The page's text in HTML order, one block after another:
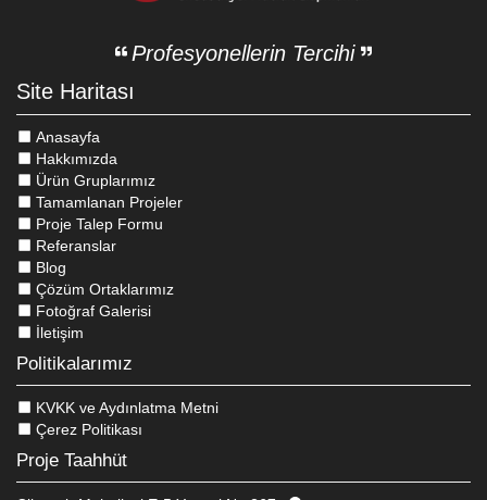
Profesyonellerin Tercihi
Site Haritası
Anasayfa
Hakkımızda
Ürün Gruplarımız
Tamamlanan Projeler
Proje Talep Formu
Referanslar
Blog
Çözüm Ortaklarımız
Fotoğraf Galerisi
İletişim
Politikalarımız
KVKK ve Aydınlatma Metni
Çerez Politikası
Proje Taahhüt